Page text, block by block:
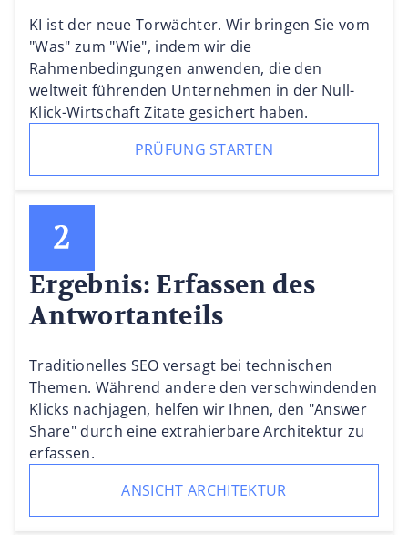
KI ist der neue Torwächter. Wir bringen Sie vom
"Was" zum "Wie", indem wir die
Rahmenbedingungen anwenden, die den
weltweit führenden Unternehmen in der Null-
Klick-Wirtschaft Zitate gesichert haben.
PRÜFUNG STARTEN
Ergebnis: Erfassen des
Antwortanteils
Traditionelles SEO versagt bei technischen
Themen. Während andere den verschwindenden
Klicks nachjagen, helfen wir Ihnen, den "Answer
Share" durch eine extrahierbare Architektur zu
erfassen.
ANSICHT ARCHITEKTUR